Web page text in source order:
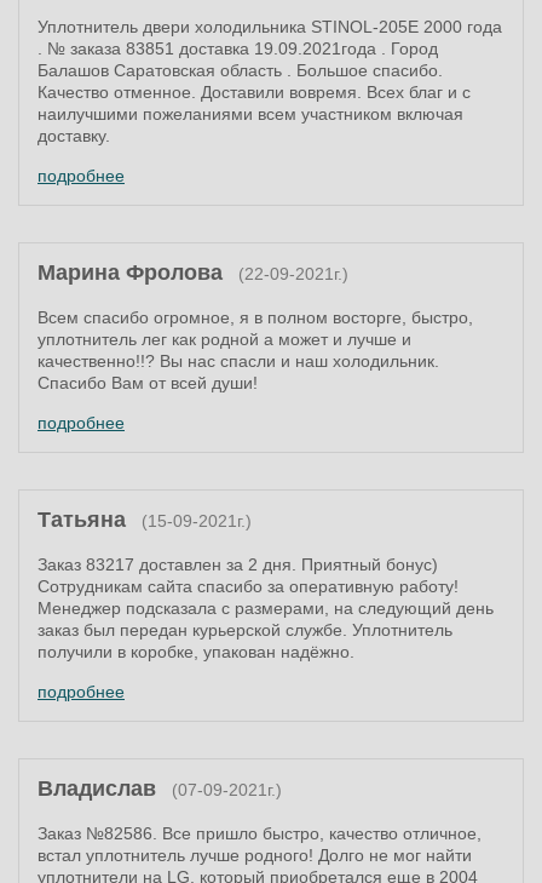
Уплотнитель двери холодильника STINOL-205E 2000 года
. № заказа 83851 доставка 19.09.2021года . Город
Балашов Саратовская область . Большое спасибо.
Качество отменное. Доставили вовремя. Всех благ и с
наилучшими пожеланиями всем участником включая
доставку.
подробнее
Марина Фролова (22-09-2021г.)
Всем спасибо огромное, я в полном восторге, быстро,
уплотнитель лег как родной а может и лучше и
качественно!!? Вы нас спасли и наш холодильник.
Спасибо Вам от всей души!
подробнее
Татьяна (15-09-2021г.)
Заказ 83217 доставлен за 2 дня. Приятный бонус)
Сотрудникам сайта спасибо за оперативную работу!
Менеджер подсказала с размерами, на следующий день
заказ был передан курьерской службе. Уплотнитель
получили в коробке, упакован надёжно.
подробнее
Владислав (07-09-2021г.)
Заказ №82586. Все пришло быстро, качество отличное,
встал уплотнитель лучше родного! Долго не мог найти
уплотнители на LG, который приобретался еще в 2004